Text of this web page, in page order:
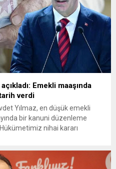
Emekli maaşında
verdi
Yılmaz, en düşük emekli
bir kanuni düzenleme
nihai kararı
medya kuruluşlarının